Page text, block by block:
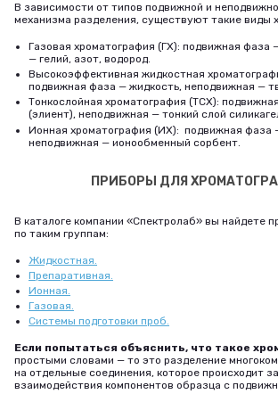
В зависимости от типов подвижной и
механизма разделения, существуют такие виды
Газовая хроматография (ГХ): подвижная фаза
— гелий, азот, водород.
Высокоэффективная жидкостная
подвижная фаза — жидкость, неподвижная —
Тонкослойная хроматография (ТСХ):
(элиент), неподвижная — тонкий слой
Ионная хроматография (ИХ): подвижная фаза
неподвижная — ионообменный сорбент.
ПРИБОРЫ ДЛЯ
В каталоге компании «Спектролаб» вы найдете
по таким группам:
Жидкостная.
Препаративная.
Ионная.
Газовая.
Системы подготовки проб.
Если попытаться объяснить, что такое
простыми словами — то это разделение
на отдельные соединения, которое происходит
взаимодействия компонентов образца с